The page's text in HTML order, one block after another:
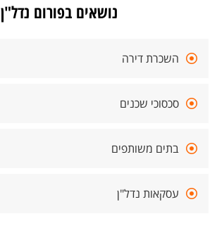
נושאים בפורום נדל"ן
השכרת דירה
סכסוכי שכנים
בתים משותפים
עסקאות נדל"ן